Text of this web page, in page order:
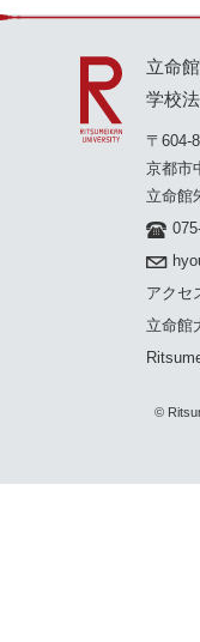
立命
学校
〒604-
京都市
立命館
アクセ
立命館
©